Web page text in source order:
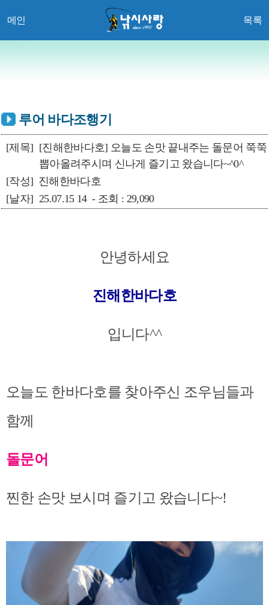
메인 목록
루어 바다조행기
[제목] [진해한바다호] 오늘도 손맛 끝내주는 돌문어 쭉쭉
뽑아올려주시며 신나게 즐기고 왔습니다~^0^
[작성] 진해한바다호
[날자] 25.07.15 14 - 조회 : 29,090
안녕하세요
진해한바다호
입니다^^
오늘도 한바다호를 찾아주신 조우님들과
함께
돌문어
찐한 손맛 보시며 즐기고 왔습니다~!